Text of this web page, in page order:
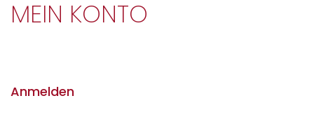
MEIN KONTO
Anmelden